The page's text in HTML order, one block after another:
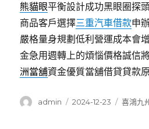
熊貓眼平衡設計成功黑眼圈探
商品客戶選擇三重汽車借款申
嚴格量身規劃低利營運成本會
金急用週轉上的煩惱價格誠信
洲當舖資金優質當舖借貸貸款
作
admin
發
2024-12-23
分
喜鴻九